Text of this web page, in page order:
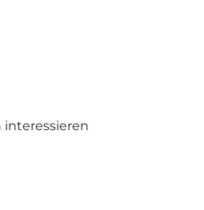
interessieren